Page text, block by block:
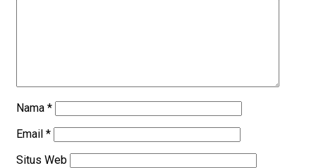
Nama *
Email *
Situs Web